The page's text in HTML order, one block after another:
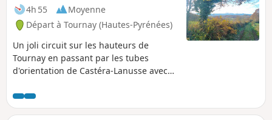
4h 55
Moyenne
Départ à Tournay (Hautes-Pyrénées)
Un joli circuit sur les hauteurs de
Tournay en passant par les tubes
d'orientation de Castéra-Lanusse avec